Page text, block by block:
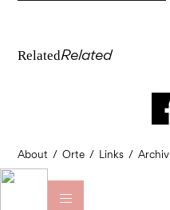
RelatedRelated
About / Orte / Links / Archiv